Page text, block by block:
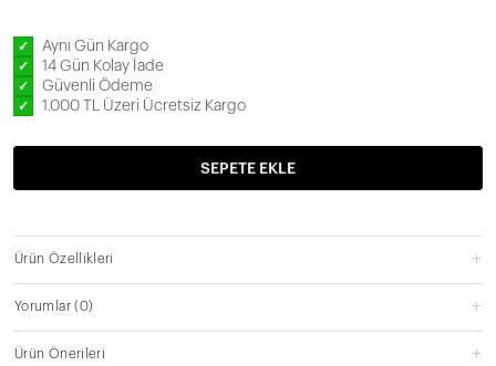
SEPETE EKLE
✓ Aynı Gün Kargo
✓ 14 Gün Kolay İade
✓ Güvenli Ödeme
✓ 1.000 TL Üzeri Ücretsiz Kargo
Ürün Özellikleri
Yorumlar(0)
Ürün Önerileri